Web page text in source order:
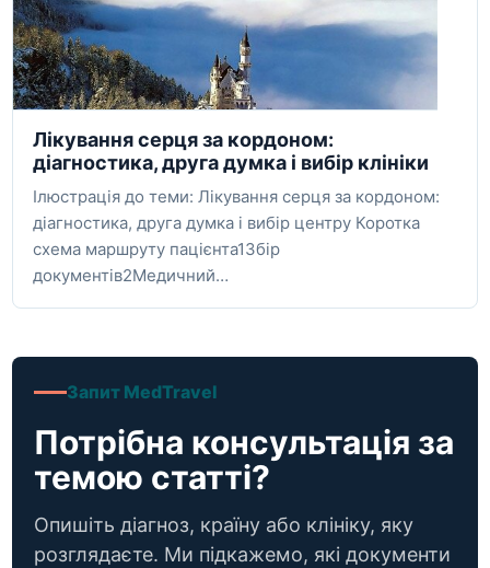
Лікування серця за кордоном:
діагностика, друга думка і вибір клініки
Ілюстрація до теми: Лікування серця за кордоном:
діагностика, друга думка і вибір центру Коротка
схема маршруту пацієнта1Збір
документів2Медичний…
Запит MedTravel
Потрібна консультація за
темою статті?
Опишіть діагноз, країну або клініку, яку
розглядаєте. Ми підкажемо, які документи